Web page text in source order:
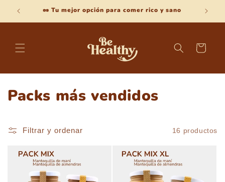
directamente🥜 Tu mejor opción para comer rico y sano
Carrito
C
l
Packs más vendidos
Filtrar y ordenar 16 productos